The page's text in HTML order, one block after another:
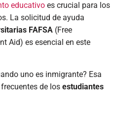
educativo es crucial para los
La solicitud de ayuda
FAFSA (Free
Aid) es esencial en este
uno es inmigrante? Esa
de los estudiantes